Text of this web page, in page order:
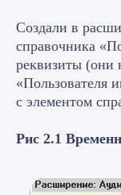
Создали в
справочника
реквизиты (они
«Пользователя
с элементом
Рис 2.1